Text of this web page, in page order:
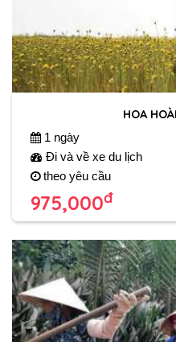
HOA
1 ngày
Đi và về xe du lịch
theo yêu cầu
975,000đ